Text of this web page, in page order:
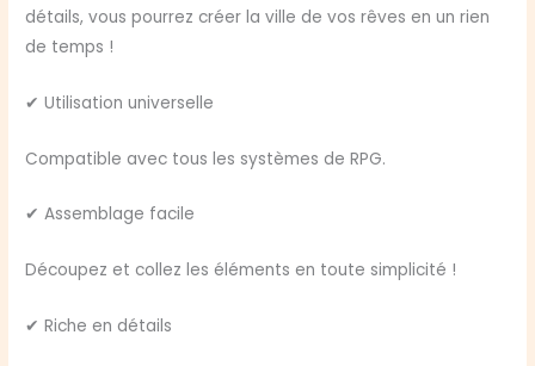
détails, vous pourrez créer la ville de vos rêves en un rien
de temps !
✔ Utilisation universelle
Compatible avec tous les systèmes de RPG.
✔ Assemblage facile
Découpez et collez les éléments en toute simplicité !
✔ Riche en détails